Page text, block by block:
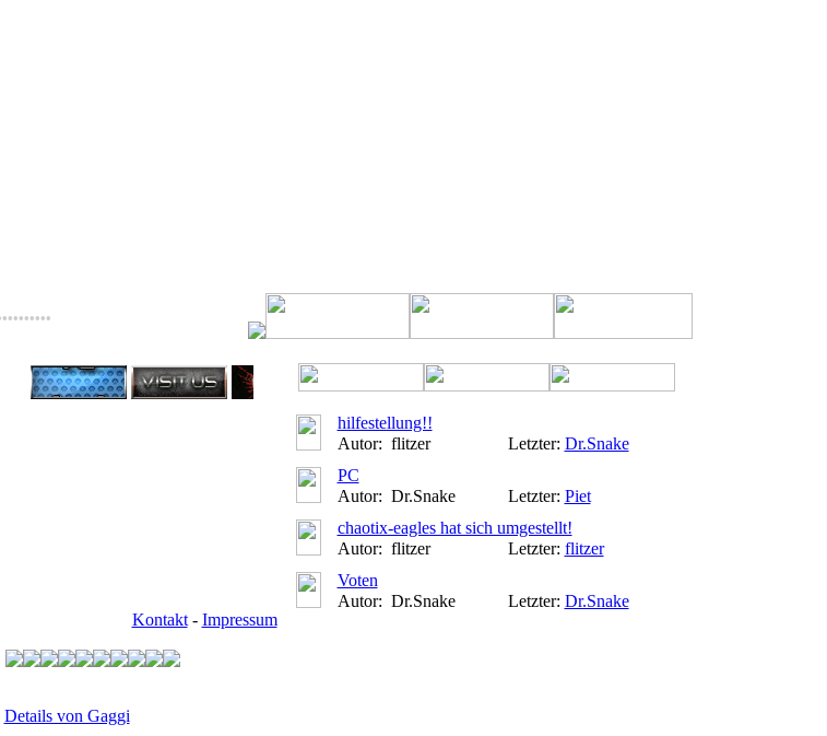
Kontakt- Impressum
hilfestellung!!
Autor: flitzer Letzter: Dr.Snake
PC
Autor: Dr.Snake Letzter: Piet
chaotix-eagles hat sich umgestellt!
Autor: flitzer Letzter: flitzer
Voten
Autor: Dr.Snake Letzter: Dr.Snake
Details von Gaggi